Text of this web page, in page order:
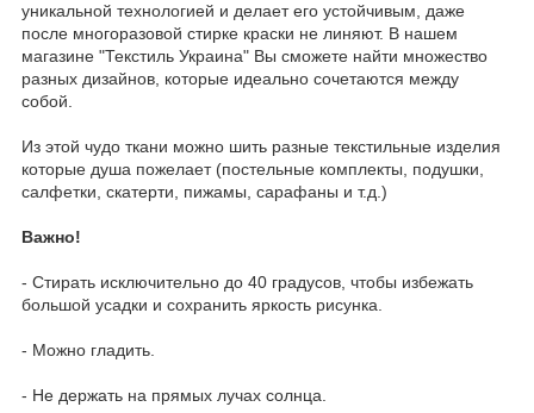
уникальной технологией и делает его устойчивым, даже
после многоразовой стирке краски не линяют. В нашем
магазине "Текстиль Украина" Вы сможете найти множество
разных дизайнов, которые идеально сочетаются между
собой.
Из этой чудо ткани можно шить разные текстильные изделия
которые душа пожелает (постельные комплекты, подушки,
салфетки, скатерти, пижамы, сарафаны и т.д.)
Важно!
- Стирать исключительно до 40 градусов, чтобы избежать
большой усадки и сохранить яркость рисунка.
- Можно гладить.
- Не держать на прямых лучах солнца.